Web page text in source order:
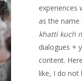
experiences
as the name
khatti kuch
dialogues +
content.
like, I do not